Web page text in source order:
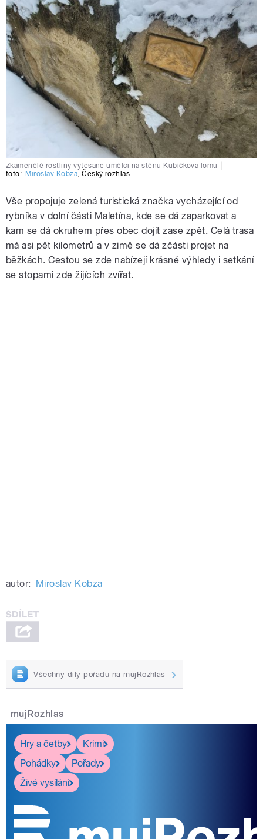
Zkamenělé rostliny vytesané umělci na stěnu Kubíčkova lomu
foto: Miroslav Kobza ,Český rozhlas
Vše propojuje zelená turistická značka vycházející od
rybníka v dolní části Maletína, kde se dá zaparkovat a
kam se dá okruhem přes obec dojít zase zpět. Celá trasa
má asi pět kilometrů a v zimě se dá zčásti projet na
běžkách. Cestou se zde nabízejí krásné výhledy i setkání
se stopami zde žijících zvířat.
autor: Miroslav Kobza
Všechny díly pořadu na mujRozhlas
mujRozhlas
Hry a četby
Krimi
Pohádky
Pořady
Živé vysílání